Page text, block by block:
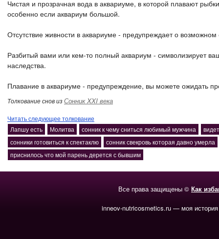
Чистая и прозрачная вода в аквариуме, в которой плавают
особенно если аквариум большой.
Отсутствие живности в аквариуме - предупреждает о
Разбитый вами или кем-то полный аквариум - символизирует
наследства.
Плавание в аквариуме - предупреждение, вы можете ожидать
Толкование снов изСонник XXI века
Читать следующее толкование
Лапшу есть
Молитва сонник к чему сниться любимый мужчина
сонники готовиться к спектаклю
сонник свекровь которая давно умерла
приснилось что мой парень дерется с бывшим
Все права защищены © Как
inneov-nutricosmetics.ru — моя